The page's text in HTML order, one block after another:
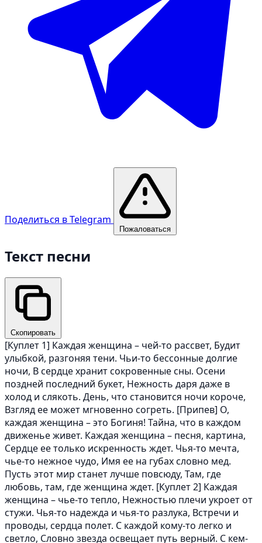
Поделиться в Telegram
Пожаловаться
Текст песни
Скопировать
[Куплет 1] Каждая женщина – чей-то рассвет, Будит
улыбкой, разгоняя тени. Чьи-то бессонные долгие
ночи, В сердце хранит сокровенные сны. Осени
поздней последний букет, Нежность даря даже в
холод и слякоть. День, что становится ночи короче,
Взгляд ее может мгновенно согреть. [Припев] О,
каждая женщина – это Богиня! Тайна, что в каждом
движенье живет. Каждая женщина – песня, картина,
Сердце ее только искренность ждет. Чья-то мечта,
чье-то нежное чудо, Имя ее на губах словно мед.
Пусть этот мир станет лучше повсюду, Там, где
любовь, там, где женщина ждет. [Куплет 2] Каждая
женщина – чье-то тепло, Нежностью плечи укроет от
стужи. Чья-то надежда и чья-то разлука, Встречи и
проводы, сердца полет. С каждой кому-то легко и
светло, Словно звезда освещает путь верный. С кем-